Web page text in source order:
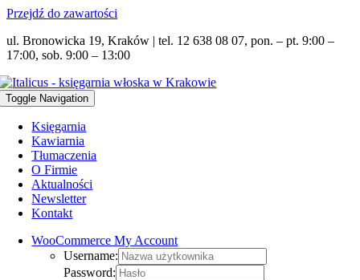
Przejdź do zawartości
ul. Bronowicka 19, Kraków | tel. 12 638 08 07, pon. – pt. 9:00 –
17:00, sob. 9:00 – 13:00
Toggle Navigation
Księgarnia
Kawiarnia
Tłumaczenia
O Firmie
Aktualności
Newsletter
Kontakt
WooCommerce My Account
Username:
Password: